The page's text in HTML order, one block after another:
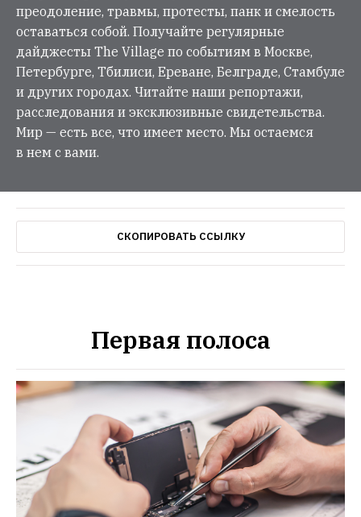
преодоление, травмы, протесты, панк и смелость
оставаться собой. Получайте регулярные
дайджесты The Village по событиям в Москве,
Петербурге, Тбилиси, Ереване, Белграде, Стамбуле
и других городах. Читайте наши репортажи,
расследования и эксклюзивные свидетельства.
Мир — есть все, что имеет место. Мы остаемся
в нем с вами.
СКОПИРОВАТЬ ССЫЛКУ
Первая полоса